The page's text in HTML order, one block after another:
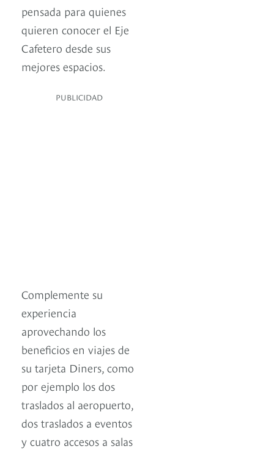
pensada para quienes
quieren conocer el Eje
Cafetero desde sus
mejores espacios.
PUBLICIDAD
Complemente su
experiencia
aprovechando los
beneficios en viajes de
su tarjeta Diners, como
por ejemplo los dos
traslados al aeropuerto,
dos traslados a eventos
y cuatro accesos a salas